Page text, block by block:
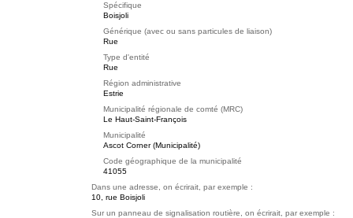
Spécifique
Boisjoli
Générique (avec ou sans particules de liaison)
Rue
Type d'entité
Rue
Région administrative
Estrie
Municipalité régionale de comté (MRC)
Le Haut-Saint-François
Municipalité
Ascot Corner (Municipalité)
Code géographique de la municipalité
41055
Dans une adresse, on écrirait, par exemple :
10, rue Boisjoli
Sur un panneau de signalisation routière, on écrirait, par exemple :